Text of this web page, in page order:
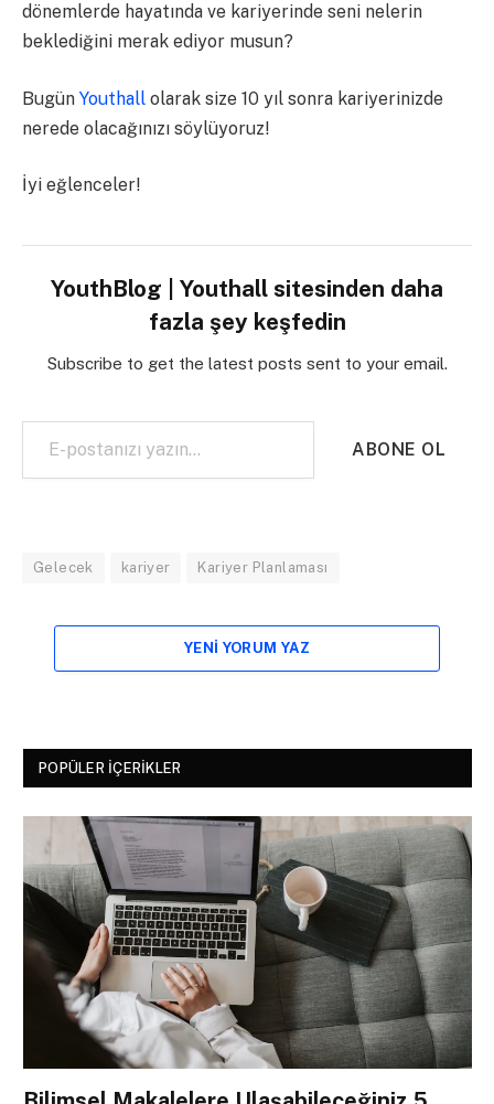
dönemlerde hayatında ve kariyerinde seni nelerin
beklediğini merak ediyor musun?
Bugün Youthall olarak size 10 yıl sonra kariyerinizde
nerede olacağınızı söylüyoruz!
İyi eğlenceler!
YouthBlog | Youthall sitesinden daha
fazla şey keşfedin
Subscribe to get the latest posts sent to your email.
E-postanızı yazın…
ABONE OL
Gelecek kariyer Kariyer Planlaması
YENI YORUM YAZ
POPÜLER İÇERIKLER